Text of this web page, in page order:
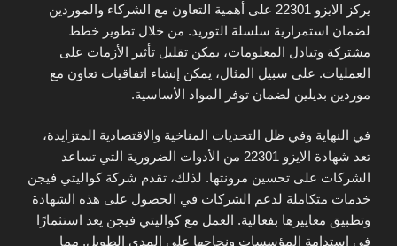
يركز الايزو 22301 على أهمية التعاون مع الشركاء والموردين
لضمان استمرارية سلسلة التوريد. من خلال تطوير خطط
مشتركة وتبادل المعلومات، يمكن تقليل تأثير الأزمات على
العمليات. على سبيل المثال، يمكن إنشاء اتفاقيات تعاون مع
موردين بديلين لضمان توفر المواد الأساسية.
في النهاية وفي ظل التحديات المناخية والاقتصادية المتزايدة،
تعد شهادة الايزو 22301 من الأدوات الضرورية التي تساعد
الشركات على تحسين مرونتها. لذلك، تقدم شركة كواليتي فيجن
خدمات متكاملة لدعم الشركات في الحصول على هذه الشهادة
وتطبيق معاييرها بفعالية. العمل مع كواليتي فيجن يعد استثمارًا
في استدامة المؤسسات ونجاحها على المدى الطويل. مما